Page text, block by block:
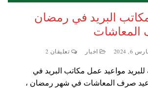
البريد في رمضان
6, 2024 اخبار تعليقان 2
للبريد مواعيد عمل مكاتب البريد في
، ومواعيد صرف المعاشات في شهر رمضان ،